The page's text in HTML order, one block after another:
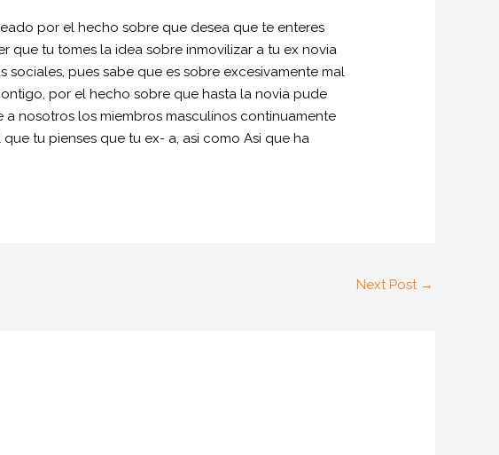
por el hecho sobre que desea que te enteres
tu tomes la idea sobre inmovilizar a tu ex novia
pues sabe que es sobre excesivamente mal
por el hecho sobre que hasta la novia pude
nosotros los miembros masculinos continuamente
tu pienses que tu ex- a, asi­ como Asi que ha
Next Post →